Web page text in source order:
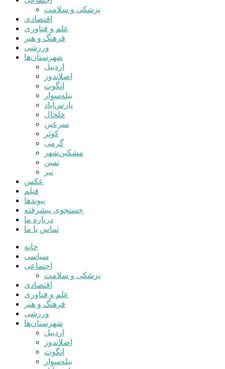
پزشکی و سلامت
اقتصادی
علم و فناوری
فرهنگ و هنر
ورزشی
شهرستان‌ها
اردبیل
اصلاندوز
انگوت
بیله‌سوار
پارس‌آباد
خلخال
سرعین
کوثر
گرمی
مشکین‌شهر
نمین
نیر
عکس
فیلم
پیوندها
جستجوی پیشرفته
درباره ما
تماس با ما
خانه
سیاسی
اجتماعی
پزشکی و سلامت
اقتصادی
علم و فناوری
فرهنگ و هنر
ورزشی
شهرستان‌ها
اردبیل
اصلاندوز
انگوت
بیله‌سوار